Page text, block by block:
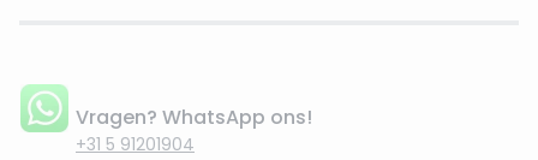
Vragen? WhatsApp ons!
+31 5 91201904